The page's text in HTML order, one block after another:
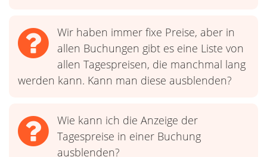
Wir haben immer fixe Preise, aber in
allen Buchungen gibt es eine Liste von
allen Tagespreisen, die manchmal lang
werden kann. Kann man diese ausblenden?
Wie kann ich die Anzeige der
Tagespreise in einer Buchung
ausblenden?